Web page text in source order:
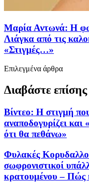
Μαρία Αντωνά: Η
Λιάγκα από τις
«Στιγμές…»
Επιλεγμένα άρθρα
Διαβάστε επίσης
Βίντεο: Η στιγμή
αναποδογυρίζει και
ότι θα πεθάνω»
Φυλακές
σωφρονιστικοί
κρατουμένου – Πώς